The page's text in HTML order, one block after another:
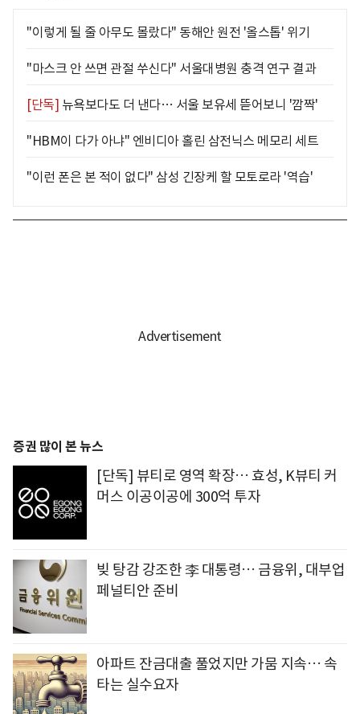
"이렇게 될 줄 아무도 몰랐다" 동해안 원전 '올스톱' 위기
"마스크 안 쓰면 관절 쑤신다" 서울대병원 충격 연구 결과
[단독] 뉴욕보다도 더 낸다… 서울 보유세 뜯어보니 '깜짝'
"HBM이 다가 아냐" 엔비디아 홀린 삼전닉스 메모리 세트
"이런 폰은 본 적이 없다" 삼성 긴장케 할 모토로라 '역습'
증권 많이 본 뉴스
[단독] 뷰티로 영역 확장… 효성, K뷰티 커
머스 이공이공에 300억 투자
빚 탕감 강조한 李 대통령… 금융위, 대부업
페널티안 준비
아파트 잔금대출 풀었지만 가뭄 지속… 속
타는 실수요자